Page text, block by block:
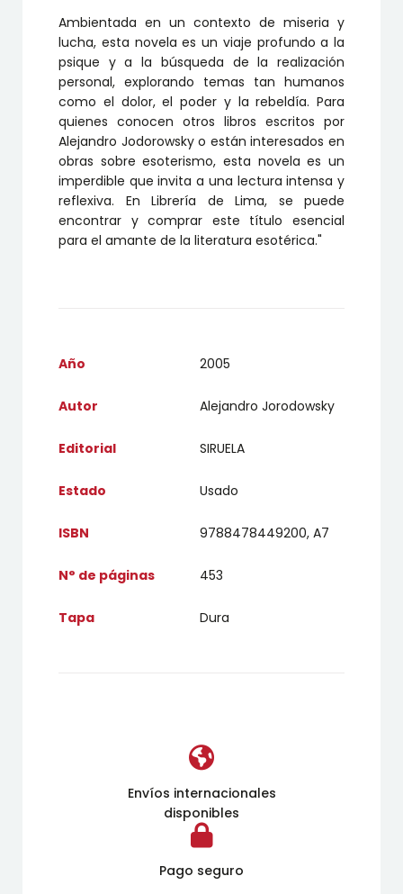
Ambientada en un contexto de miseria y
lucha, esta novela es un viaje profundo a la
psique y a la búsqueda de la realización
personal, explorando temas tan humanos
como el dolor, el poder y la rebeldía. Para
quienes conocen otros libros escritos por
Alejandro Jodorowsky o están interesados en
obras sobre esoterismo, esta novela es un
imperdible que invita a una lectura intensa y
reflexiva. En Librería de Lima, se puede
encontrar y comprar este título esencial
para el amante de la literatura esotérica."
Año 2005
Autor Alejandro Jorodowsky
Editorial SIRUELA
Estado Usado
ISBN 9788478449200, A7
N° de páginas 453
Tapa Dura
Envíos internacionales
disponibles
Pago seguro